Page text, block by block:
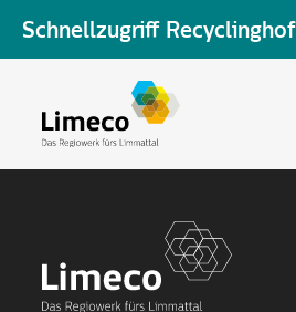
Schnellzugriff Recyclinghof